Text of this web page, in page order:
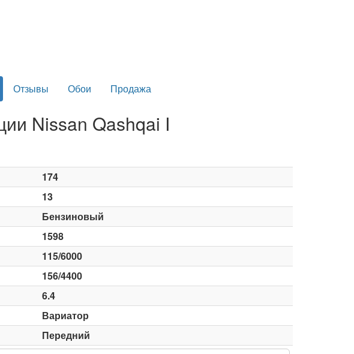
Отзывы Обои Продажа
Nissan Qashqai I
174
13
Бензиновый
1598
115/6000
156/4400
6.4
Вариатор
Передний